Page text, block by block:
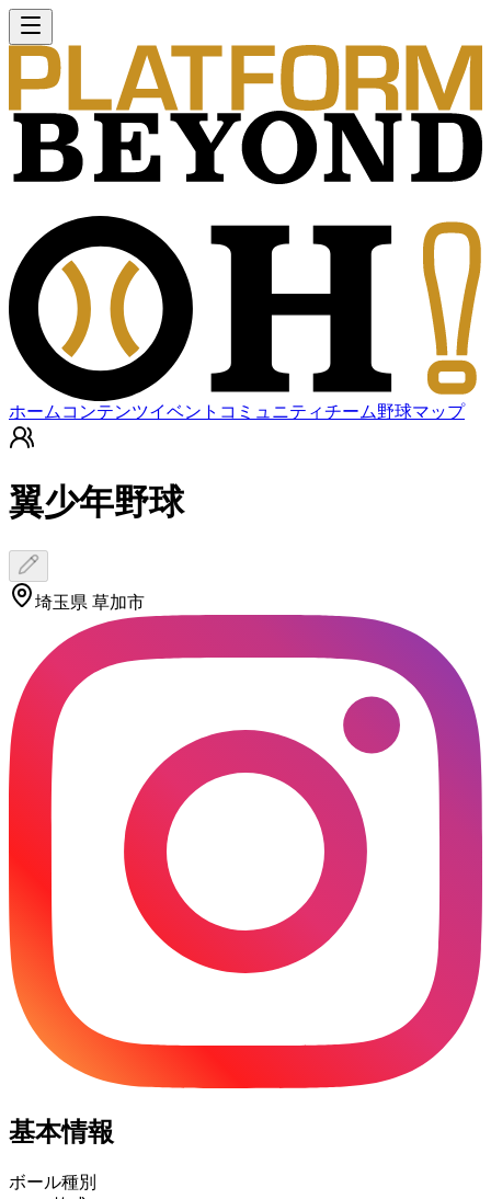
ホーム コンテンツイベント コミュニティチーム野球マップ
翼少年野球
埼玉県 草加市
基本情報
ボール種別